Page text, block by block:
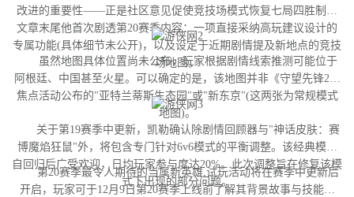
改进的重要性——正是社区意见促使竞技场模式恢复七局四胜制。
文章末尾他首次剧透第20赛季内容：一项直接采纳高玩建议设计的
专属功能(具体细节未公开)，以及设定于近期剧情提及新地点的竞技
场地图。
虽然地图具体位置尚未公布，玩家根据剧情线索推测可能位于
阿根廷、中国甚至火星。可以确定的是，该地图并非《守望先锋2》
焦点活动公布的"亚特兰蒂斯生态园"或"新东京"(这两张为常规模式
地图)。
关于第19赛季中更新，凯勒确认除剧情回顾器与"神话皮肤：赛
博魔焰狂鼠"外，将包含专门针对6v6模式的平衡调整。该经典模式
自回归后广受欢迎，日均玩家参与度达20%。此次调整旨在修复该模
式下出现的部分问题。
第20赛季最令人期待的当属新英雄,试玩活动将在赛季中更新后
开启，玩家可于12月9日第20赛季上线前了解其背景故事与技能设